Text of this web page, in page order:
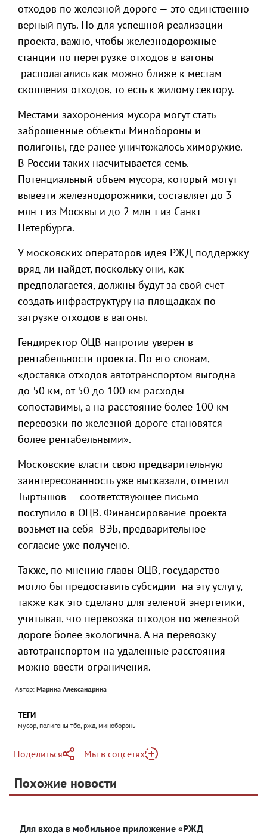
отходов по железной дороге — это единственно
верный путь. Но для успешной реализации
проекта, важно, чтобы железнодорожные
станции по перегрузке отходов в вагоны
располагались как можно ближе к местам
скопления отходов, то есть к жилому сектору.
Местами захоронения мусора могут стать
заброшенные объекты Минобороны и
полигоны, где ранее уничтожалось химоружие.
В России таких насчитывается семь.
Потенциальный объем мусора, который могут
вывезти железнодорожники, составляет до 3
млн т из Москвы и до 2 млн т из Санкт-
Петербурга.
У московских операторов идея РЖД поддержку
вряд ли найдет, поскольку они, как
предполагается, должны будут за свой счет
создать инфраструктуру на площадках по
загрузке отходов в вагоны.
Гендиректор ОЦВ напротив уверен в
рентабельности проекта. По его словам,
«доставка отходов автотранспортом выгодна
до 50 км, от 50 до 100 км расходы
сопоставимы, а на расстояние более 100 км
перевозки по железной дороге становятся
более рентабельными».
Московские власти свою предварительную
заинтересованность уже высказали, отметил
Тыртышов — соответствующее письмо
поступило в ОЦВ. Финансирование проекта
возьмет на себя ВЭБ, предварительное
согласие уже получено.
Также, по мнению главы ОЦВ, государство
могло бы предоставить субсидии на эту услугу,
также как это сделано для зеленой энергетики,
учитывая, что перевозка отходов по железной
дороге более экологична. А на перевозку
автотранспортом на удаленные расстояния
можно ввести ограничения.
Автор: Марина Александрина
ТЕГИ
мусор, полигоны тбо, ржд, минобороны
Поделиться
Telegram
Одноклассники
Мы в соцсетях
Яндекс Дзен
Похожие новости
Для входа в мобильное приложение «РЖД